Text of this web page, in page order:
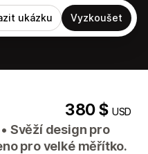
ukázku Vyzkoušet
380 $USD
• Svěží design pro
pro velké měřítko.